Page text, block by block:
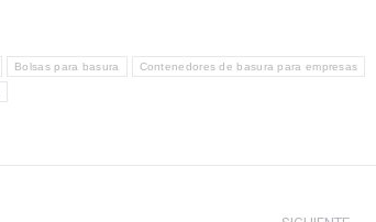
Bolsas para basura Contenedores de basura para empresas